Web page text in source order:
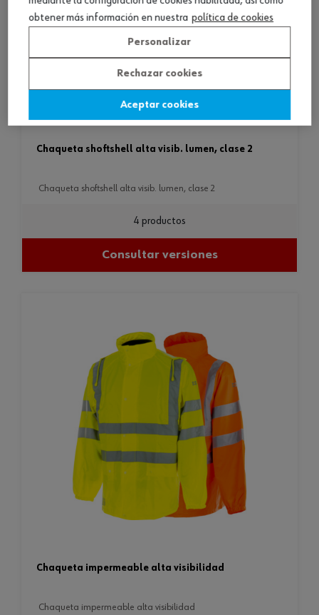
chaqueta shoftshell alta visib. lumen, clase 2
chaqueta shoftshell alta visib. lumen, clase 2
4 productos
Consultar versiones
chaqueta impermeable alta visibilidad
chaqueta impermeable alta visibilidad
obtener más información en nuestra política de cookies
Personalizar
Rechazar cookies
Aceptar cookies